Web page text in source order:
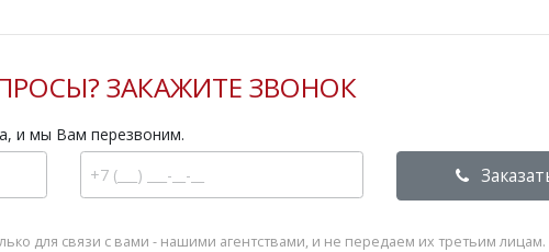
ЗАКАЖИТЕ ЗВОНОК
и мы Вам перезвоним.
для связи с вами - нашими агентствами, и не передаем их третьим лицам.